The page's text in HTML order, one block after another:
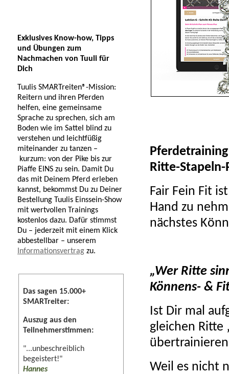
Exklusives Know-how, Tipps
und Übungen zum
Nachmachen von Tuuli für
Dich
Tuulis SMARTreiten®-Mission:
Reitern und ihren Pferden
helfen, eine gemeinsame
Sprache zu sprechen, sich am
Boden wie im Sattel blind zu
verstehen und leichtfüßig
miteinander zu tanzen –
kurzum: von der Pike bis zur
Piaffe EINS zu sein. Damit Du
das mit Deinem Pferd erleben
kannst, bekommst Du zu Deiner
Bestellung Tuulis Einssein-Show
mit wertvollen Trainings
kostenlos dazu. Dafür stimmst
Du – jederzeit mit einem Klick
abbestellbar – unserem
Informationsvertrag zu.
Das sagen 15.000+
SMARTreiter:
Auszug aus den
Teilnehmerstimmen:
"...unbeschreiblich
begeistert!"
Hannes
Ritte-Stapeln-
Fair Fein Fit
Hand zu
nächstes
„Wer Ritte
Könnens- &
Ist Dir mal
gleichen Ritte
Weil es nicht